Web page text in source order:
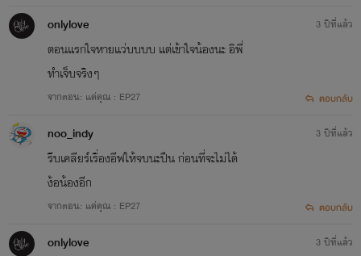
onlylove
ตอนแรกใจหายแว่บบบบ แต่เข้าใจน้องนะ อิพี่
ทำเจ็บจริงๆ
จากตอน: แค่คุณ : EP27
3 ปีที่แล้ว
ตอบกลับ
noo_indy
รีบเคลียร์เรื่องอีฟให้จบนะปืน ก่อนที่จะไม่ได้
ง้อน้องอีก
จากตอน: แค่คุณ : EP27
3 ปีที่แล้ว
ตอบกลับ
onlylove 3 ปีที่แล้ว